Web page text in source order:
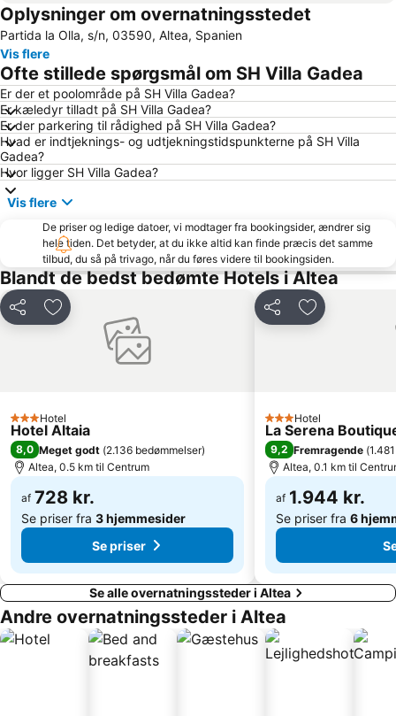
Postiguet Strand
Levante stranden
Platja de La Cala de Finestrat
Centro Comercial Gran Vía
Levante o La Fossa
Cala Granadella
Marqués de Campo
Venecia
Aqualandia
Comunidad Valenciana day
De la Fustera
Poniente stranden
Baix la Mar
Albufereta
Cala del Mallorquí
Coveta Fumá o Cala del Morro Blanc
Cabo de las Huertas
La Albufereta
Casco Antiguo-Santa Cruz
Ruta por el casco antiguo de Alicante
Centro Histórico
Avenida Armada Española
Centro Histórico
Oplysninger om overnatningsstedet
Partida la Olla, s/n, 03590, Altea, Spanien
Vis flere
Ofte stillede spørgsmål om SH Villa Gadea
Er der et poolområde på SH Villa Gadea?
Er kæledyr tilladt på SH Villa Gadea?
Er der parkering til rådighed på SH Villa Gadea?
Hvad er indtjeknings- og udtjekningstidspunkterne på SH Villa
Gadea?
Hvor ligger SH Villa Gadea?
Vis flere
De priser og ledige datoer, vi modtager fra bookingsider, ændrer sig
hele tiden. Det betyder, at du ikke altid kan finde præcis det samme
tilbud, du så på trivago, når du føres videre til bookingsiden.
Blandt de bedst bedømte Hotels i Altea
Del Føj til favoritter
3 Stjerner
Hotel
Hotel Altaia
8,0 Meget godt (2.136 bedømmelser)
Altea, 0.5 km til Centrum
af 728 kr.
Se priser fra 3 hjemmesider
Se priser
Del Føj til
3 Stjerner
Hotel
La Serena
9,2 Fremragende (
Altea, 0.1 km til
af 1.944 kr.
Se priser fra 6
Se alle overnatningssteder i Altea
Andre overnatningssteder i Altea